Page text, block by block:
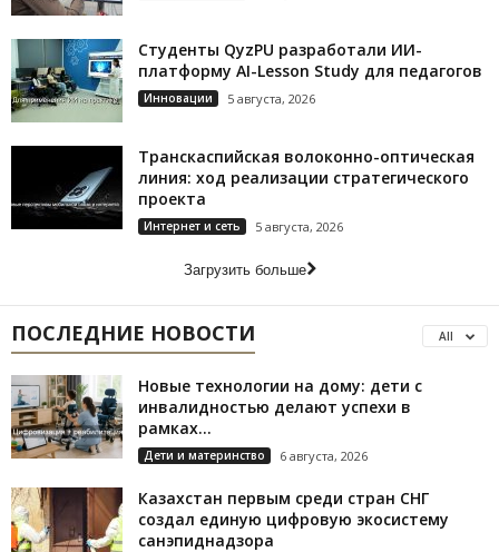
Студенты QyzPU разработали ИИ-
платформу AI-Lesson Study для педагогов
Инновации 5 августа, 2026
Транскаспийская волоконно-оптическая
линия: ход реализации стратегического
проекта
Интернет и сеть 5 августа, 2026
Загрузить больше
ПОСЛЕДНИЕ НОВОСТИ All
Новые технологии на дому: дети с
инвалидностью делают успехи в
рамках...
Дети и материнство 6 августа, 2026
Казахстан первым среди стран СНГ
создал единую цифровую экосистему
санэпиднадзора